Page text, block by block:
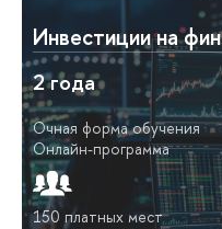
Инвестиции на
2 года
Очная форма обучения
Онлайн-программа
150 платных мест